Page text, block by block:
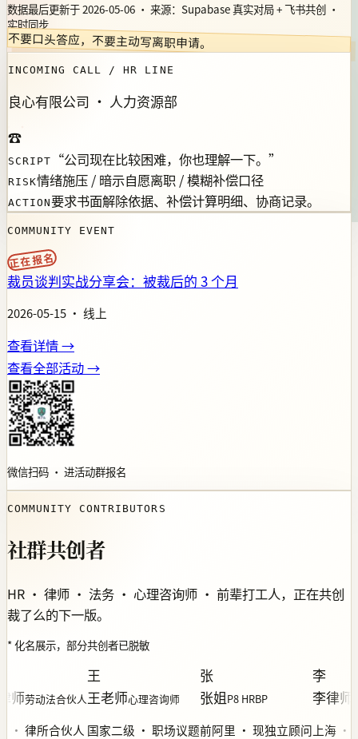
数据最后更新于 2026-05-06 · 来源：Supabase 真实对局 + 飞书共创 ·
实时同步
不要口头答应，不要主动写离职申请。
INCOMING CALL / HR LINE
良心有限公司 · 人力资源部
☎
SCRIPT “公司现在比较困难，你也理解一下。”
RISK情绪施压 / 暗示自愿离职 / 模糊补偿口径
ACTION要求书面解除依据、补偿计算明细、协商记录。
COMMUNITY EVENT
正在报名
裁员谈判实战分享会：被裁后的 3 个月
2026-05-15 · 线上
查看详情 →
查看全部活动 →
微信扫码 · 进活动群报名
COMMUNITY CONTRIBUTORS
社群共创者
HR · 律师 · 法务 · 心理咨询师 · 前辈打工人，正在共创
裁了么的下一版。
* 化名展示，部分共创者已脱敏
劳动法合伙人
律所合伙人
王
王老师心理咨询师
国家二级 · 职场议题
张
张姐P8 HRBP
前阿里 · 现独立顾问
李
李律师劳
上海 · 资